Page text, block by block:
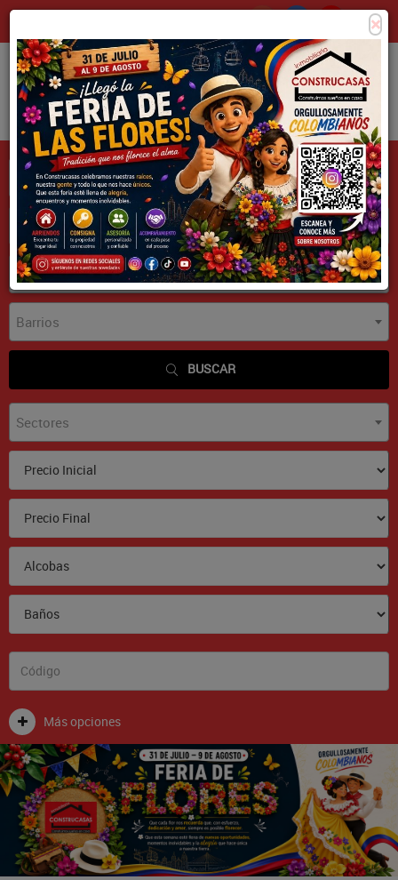
Tipo de inmueble
Municipios
Barrios
BUSCAR
Sectores
Más opciones
×